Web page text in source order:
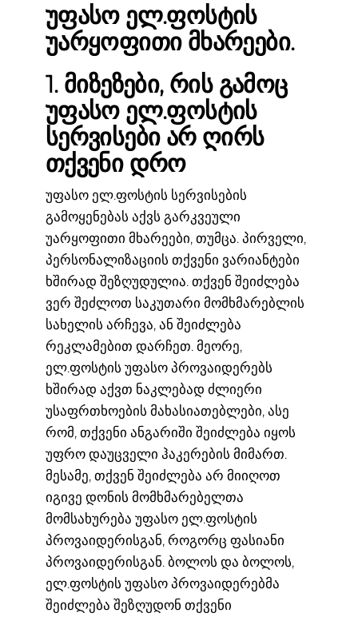
უფასო ელ.ფოსტის
უარყოფითი მხარეები.
1. მიზეზები, რის გამოც
უფასო ელ.ფოსტის
სერვისები არ ღირს
თქვენი დრო
უფასო ელ.ფოსტის სერვისების
გამოყენებას აქვს გარკვეული
უარყოფითი მხარეები, თუმცა. პირველი,
პერსონალიზაციის თქვენი ვარიანტები
ხშირად შეზღუდულია. თქვენ შეიძლება
ვერ შეძლოთ საკუთარი მომხმარებლის
სახელის არჩევა, ან შეიძლება
რეკლამებით დარჩეთ. მეორე,
ელ.ფოსტის უფასო პროვაიდერებს
ხშირად აქვთ ნაკლებად ძლიერი
უსაფრთხოების მახასიათებლები, ასე
რომ, თქვენი ანგარიში შეიძლება იყოს
უფრო დაუცველი ჰაკერების მიმართ.
მესამე, თქვენ შეიძლება არ მიიღოთ
იგივე დონის მომხმარებელთა
მომსახურება უფასო ელ.ფოსტის
პროვაიდერისგან, როგორც ფასიანი
პროვაიდერისგან. ბოლოს და ბოლოს,
ელ.ფოსტის უფასო პროვაიდერებმა
შეიძლება შეზღუდონ თქვენი